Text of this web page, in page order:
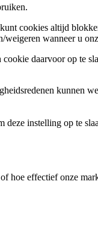
cookies altijd
wanneer u
daarvoor op te
kunnen
deze instelling op te
hoe effectief onze